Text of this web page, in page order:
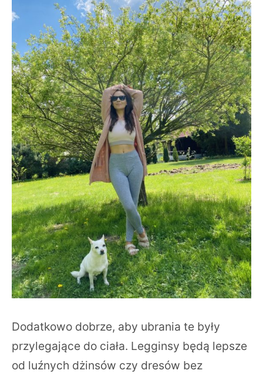
Dodatkowo dobrze, aby ubrania te były
przylegające do ciała. Legginsy będą lepsze
od luźnych dżinsów czy dresów bez